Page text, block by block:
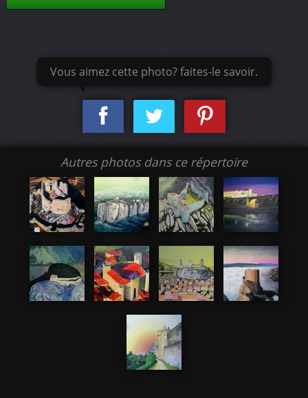
Vous aimez cette photo? faites-le savoir.
Autres photos dans ce répertoire